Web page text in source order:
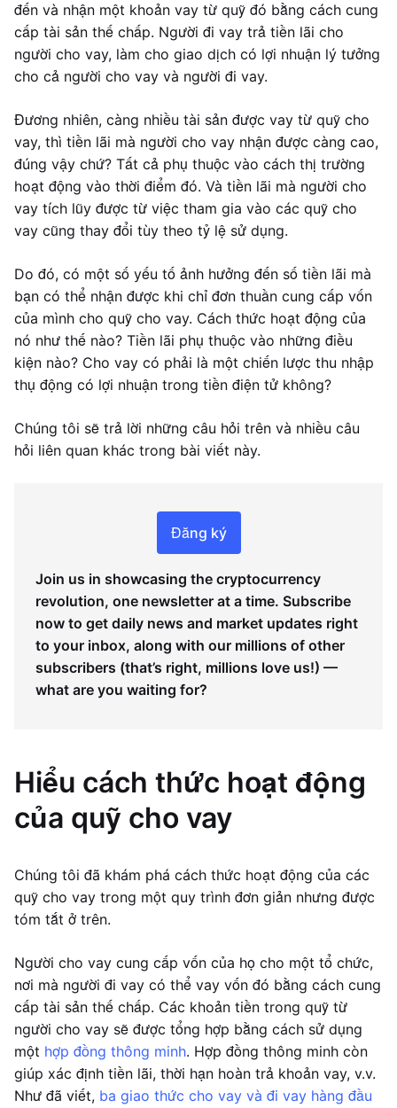
đến và nhận một khoản vay từ quỹ đó bằng cách cung
cấp tài sản thế chấp. Người đi vay trả tiền lãi cho
người cho vay, làm cho giao dịch có lợi nhuận lý tưởng
cho cả người cho vay và người đi vay.
Đương nhiên, càng nhiều tài sản được vay từ quỹ cho
vay, thì tiền lãi mà người cho vay nhận được càng cao,
đúng vậy chứ? Tất cả phụ thuộc vào cách thị trường
hoạt động vào thời điểm đó. Và tiền lãi mà người cho
vay tích lũy được từ việc tham gia vào các quỹ cho
vay cũng thay đổi tùy theo tỷ lệ sử dụng.
Do đó, có một số yếu tố ảnh hưởng đến số tiền lãi mà
bạn có thể nhận được khi chỉ đơn thuần cung cấp vốn
của mình cho quỹ cho vay. Cách thức hoạt động của
nó như thế nào? Tiền lãi phụ thuộc vào những điều
kiện nào? Cho vay có phải là một chiến lược thu nhập
thụ động có lợi nhuận trong tiền điện tử không?
Chúng tôi sẽ trả lời những câu hỏi trên và nhiều câu
hỏi liên quan khác trong bài viết này.
Đăng ký
Join us in showcasing the cryptocurrency
revolution, one newsletter at a time. Subscribe
now to get daily news and market updates right
to your inbox, along with our millions of other
subscribers (that’s right, millions love us!) —
what are you waiting for?
Hiểu cách thức hoạt động
của quỹ cho vay
Chúng tôi đã khám phá cách thức hoạt động của các
quỹ cho vay trong một quy trình đơn giản nhưng được
tóm tắt ở trên.
Người cho vay cung cấp vốn của họ cho một tổ chức,
nơi mà người đi vay có thể vay vốn đó bằng cách cung
cấp tài sản thế chấp. Các khoản tiền trong quỹ từ
người cho vay sẽ được tổng hợp bằng cách sử dụng
một hợp đồng thông minh. Hợp đồng thông minh còn
giúp xác định tiền lãi, thời hạn hoàn trả khoản vay, v.v.
Như đã viết, ba giao thức cho vay và đi vay hàng đầu